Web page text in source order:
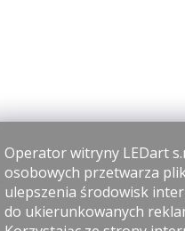
Operator witryny LEDart
osobowych przetwarza
ulepszenia środowisk
do ukierunkowanych